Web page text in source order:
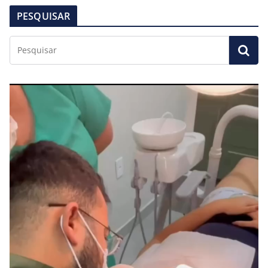
PESQUISAR